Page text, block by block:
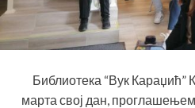
Библиотека “Вук Караџић”
марта свој дан, проглашењем